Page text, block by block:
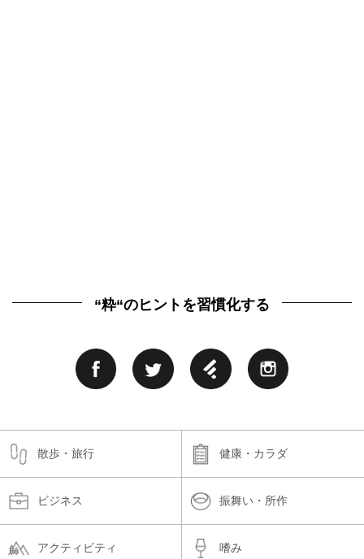
“粋“のヒントを習慣化する
散歩・旅行 健康・カラダ
ビジネス 振舞い・所作
アクティビティ 嗜み